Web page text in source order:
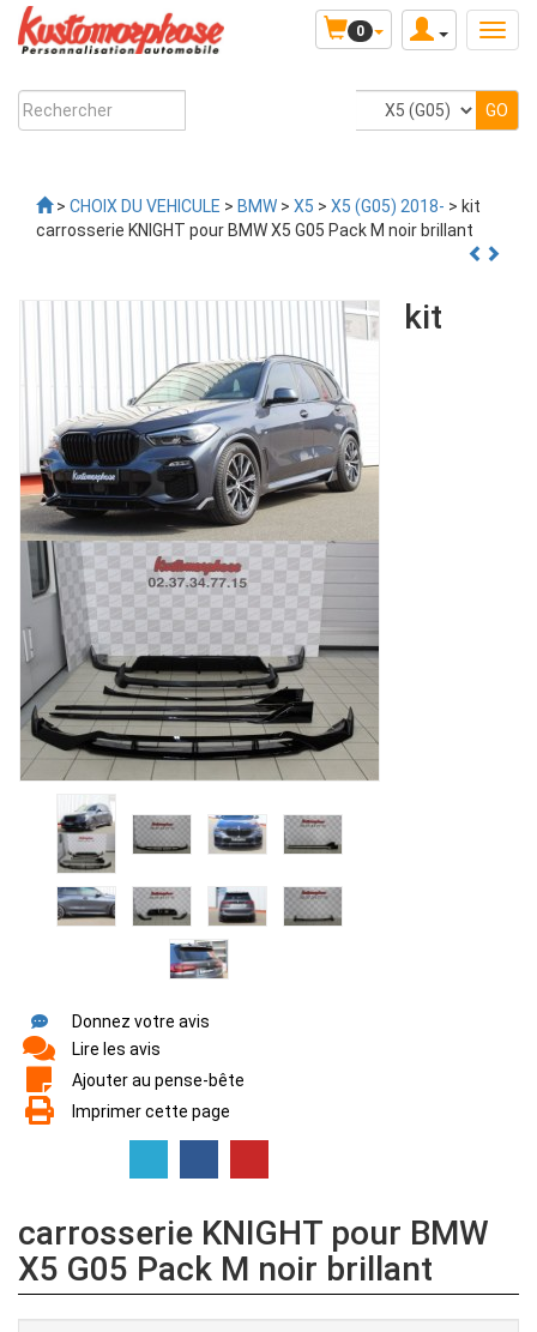
0
> CHOIX DU VEHICULE > BMW > X5 > X5 (G05) 2018- > kit
carrosserie KNIGHT pour BMW X5 G05 Pack M noir brillant
Donnez votre avis
Lire les avis
Ajouter au pense-bête
Imprimer cette page
kit
carrosserie KNIGHT pour BMW
X5 G05 Pack M noir brillant